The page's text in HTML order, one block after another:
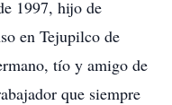
1997, hijo de
en Tejupilco de
tío y amigo de
que siempre